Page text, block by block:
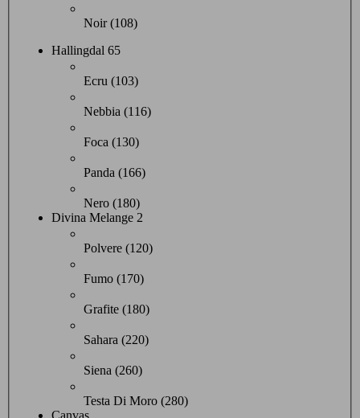
Noir (108)
Hallingdal 65
Ecru (103)
Nebbia (116)
Foca (130)
Panda (166)
Nero (180)
Divina Melange 2
Polvere (120)
Fumo (170)
Grafite (180)
Sahara (220)
Siena (260)
Testa Di Moro (280)
Canvas